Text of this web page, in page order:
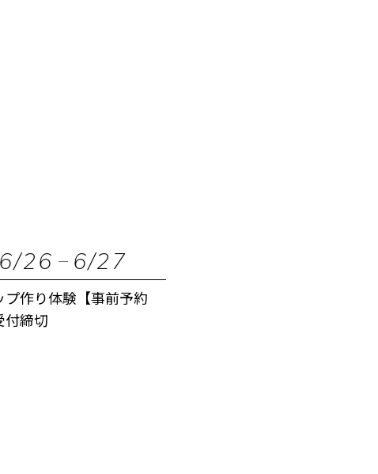
6/26 6/27
プ作り体験【事前予約
締切